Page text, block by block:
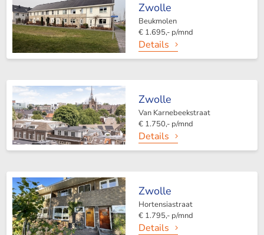
Zwolle
Beukmolen
€ 1.695,- p/mnd
Details
Zwolle
Van Karnebeekstraat
€ 1.750,- p/mnd
Details
Zwolle
Hortensiastraat
€ 1.795,- p/mnd
Details